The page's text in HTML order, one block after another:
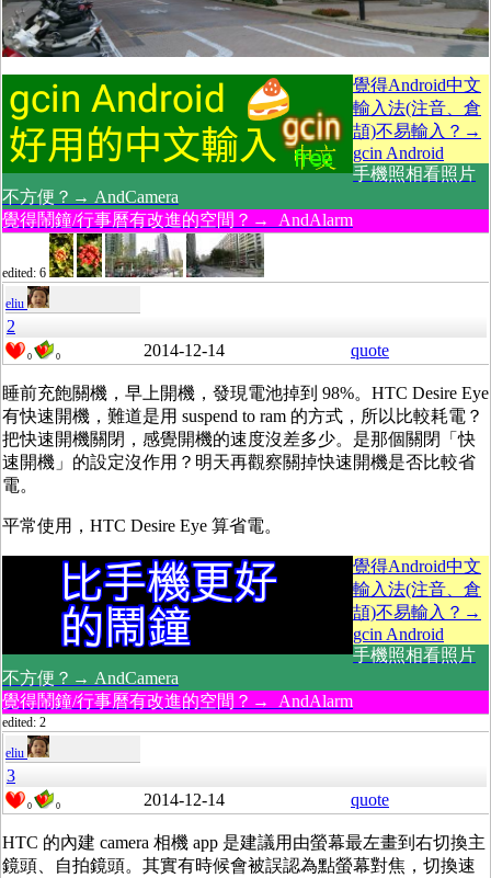
覺得Android中文
輸入法(注音、倉
頡)不易輸入？→
gcin Android
手機照相看照片
不方便？→ AndCamera
覺得鬧鐘/行事曆有改進的空間？→ AndAlarm
edited: 6
eliu
2
0 0 2014-12-14 quote
睡前充飽關機，早上開機，發現電池掉到 98%。HTC Desire Eye
有快速開機，難道是用 suspend to ram 的方式，所以比較耗電？
把快速開機關閉，感覺開機的速度沒差多少。是那個關閉「快
速開機」的設定沒作用？明天再觀察關掉快速開機是否比較省
電。
平常使用，HTC Desire Eye 算省電。
覺得Android中文
輸入法(注音、倉
頡)不易輸入？→
gcin Android
手機照相看照片
不方便？→ AndCamera
覺得鬧鐘/行事曆有改進的空間？→ AndAlarm
edited: 2
eliu
3
0 0 2014-12-14 quote
HTC 的內建 camera 相機 app 是建議用由螢幕最左畫到右切換主
鏡頭、自拍鏡頭。其實有時候會被誤認為點螢幕對焦，切換速